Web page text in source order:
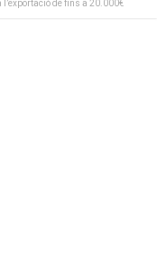
de fins a 20.000€